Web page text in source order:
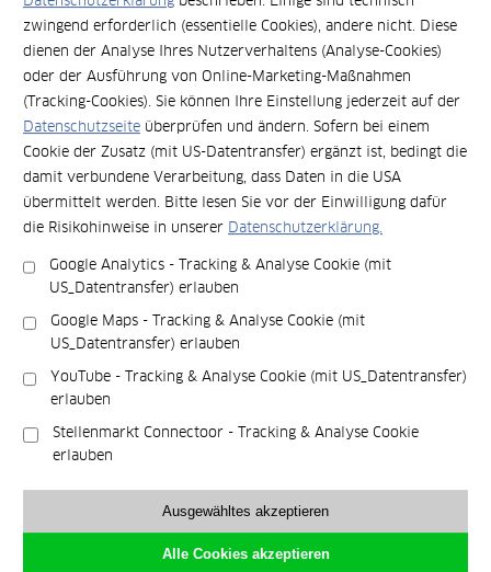
Fragen und schauen über den Tellerrand hinaus, um neue
Chancen und Lösungen zu entdecken. Veränderungen
sehen wir als Chance an, nicht als Risiko. Wir suchen
aktiv nach Möglichkeiten, Umsatzpotenziale zu heben
unsere Arbeitsweise zu optimieren.
Wir agieren, statt nur zu reagieren und übernehmen
Verantwortung für unsere Aufgaben. Dabei ist uns eine
positive Einstellung wichtig, die sich in einer motivierten
und begeisterten Herangehensweise an die Arbeit
widerspiegelt.
Wir handeln teamorientiert
Bei Raumhaus steht das Miteinander im Mittelpunkt. Die
Zusammenarbeit erfolgt kooperativ. Teamarbeit
bedeutet für uns nicht nur die Aufteilung von Aufgaben,
sondern auch gegenseitige Unterstützung. Wir sind
füreinander da und helfen uns, wenn es darauf ankommt.
zwingend erforderlich (essentielle Cookies), andere nicht. Diese
dienen der Analyse Ihres Nutzerverhaltens (Analyse-Cookies)
oder der Ausführung von Online-Marketing-Maßnahmen
(Tracking-Cookies). Sie können Ihre Einstellung jederzeit auf der
Datenschutzseite überprüfen und ändern. Sofern bei einem
Cookie der Zusatz (mit US-Datentransfer) ergänzt ist, bedingt die
damit verbundene Verarbeitung, dass Daten in die USA
übermittelt werden. Bitte lesen Sie vor der Einwilligung dafür
die Risikohinweise in unserer Datenschutzerklärung.
Google Analytics - Tracking & Analyse Cookie (mit
US_Datentransfer) erlauben
Google Maps - Tracking & Analyse Cookie (mit
US_Datentransfer) erlauben
YouTube - Tracking & Analyse Cookie (mit US_Datentransfer)
erlauben
Stellenmarkt Connectoor - Tracking & Analyse Cookie
erlauben
Ausgewähltes akzeptieren
Alle Cookies akzeptieren